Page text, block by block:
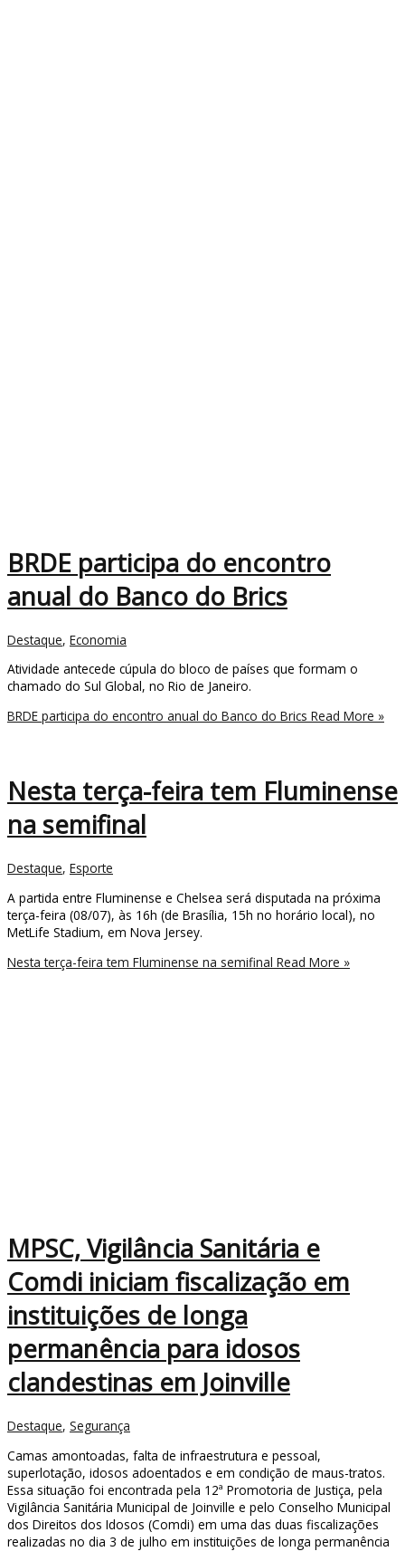
BRDE participa do encontro
anual do Banco do Brics
Destaque, Economia
Atividade antecede cúpula do bloco de países que formam o
chamado do Sul Global, no Rio de Janeiro.
BRDE participa do encontro anual do Banco do Brics Read More »
Nesta terça-feira tem Fluminense
na semifinal
Destaque, Esporte
A partida entre Fluminense e Chelsea será disputada na próxima
terça-feira (08/07), às 16h (de Brasília, 15h no horário local), no
MetLife Stadium, em Nova Jersey.
Nesta terça-feira tem Fluminense na semifinal Read More »
MPSC, Vigilância Sanitária e
Comdi iniciam fiscalização em
instituições de longa
permanência para idosos
clandestinas em Joinville
Destaque, Segurança
Camas amontoadas, falta de infraestrutura e pessoal,
superlotação, idosos adoentados e em condição de maus-tratos.
Essa situação foi encontrada pela 12ª Promotoria de Justiça, pela
Vigilância Sanitária Municipal de Joinville e pelo Conselho Municipal
dos Direitos dos Idosos (Comdi) em uma das duas fiscalizações
realizadas no dia 3 de julho em instituições de longa permanência